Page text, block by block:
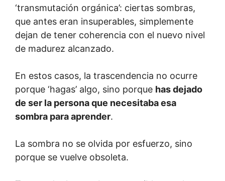
‘transmutación orgánica’: ciertas sombras,
que antes eran insuperables, simplemente
dejan de tener coherencia con el nuevo nivel
de madurez alcanzado.
En estos casos, la trascendencia no ocurre
porque ‘hagas’ algo, sino porque has dejado
de ser la persona que necesitaba esa
sombra para aprender.
La sombra no se olvida por esfuerzo, sino
porque se vuelve obsoleta.